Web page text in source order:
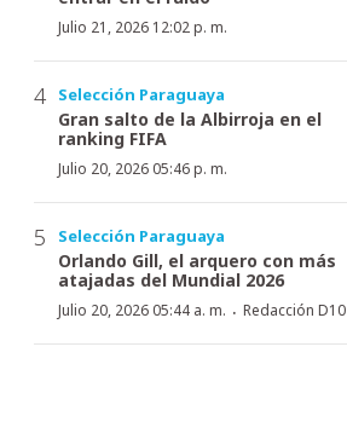
Julio 21, 2026 12:02 p. m.
Selección Paraguaya
Gran salto de la Albirroja en el
ranking FIFA
Julio 20, 2026 05:46 p. m.
Selección Paraguaya
Orlando Gill, el arquero con más
atajadas del Mundial 2026
Julio 20, 2026 05:44 a. m. · Redacción D10